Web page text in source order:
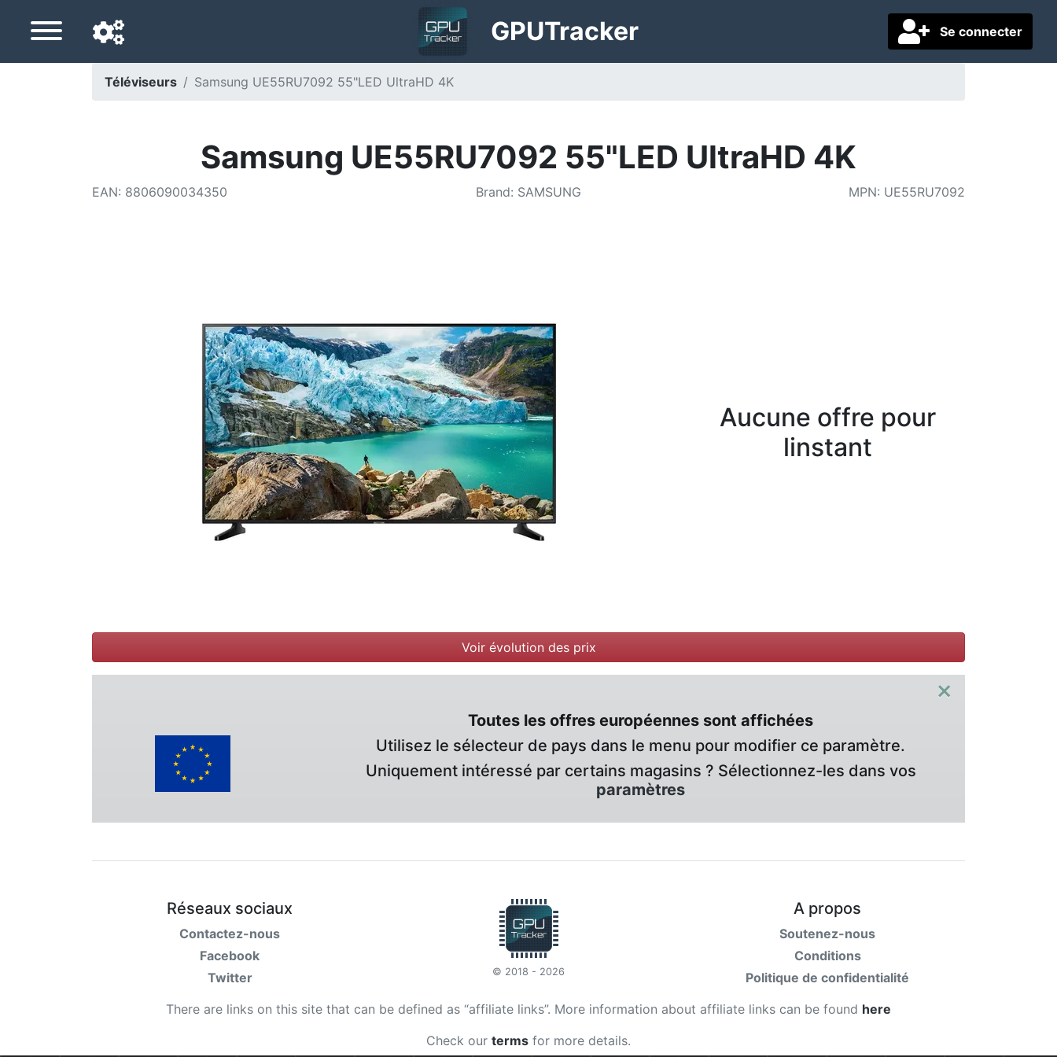
Se connecter
GPUTracker
Téléviseurs Samsung UE55RU7092 55"LED UltraHD 4K
Samsung UE55RU7092 55"LED UltraHD 4K
EAN: 8806090034350 Brand: SAMSUNG MPN: UE55RU7092
Aucune offre pour
linstant
Voir évolution des prix
×
Toutes les offres européennes sont affichées
Utilisez le sélecteur de pays dans le menu pour modifier ce paramètre.
Uniquement intéressé par certains magasins ? Sélectionnez-les dans vos
paramètres
Réseaux sociaux
Contactez-nous
Facebook
Twitter
© 2018 - 2026
A propos
Soutenez-nous
Conditions
Politique de confidentialité
There are links on this site that can be defined as “affiliate links”. More information about affiliate links can be found here
Check our terms for more details.